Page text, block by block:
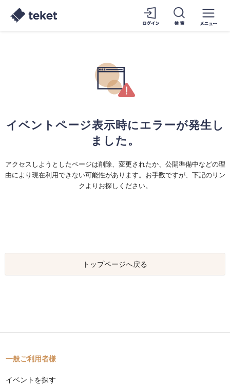
イベントページ表示時にエラーが発生し
ました。
アクセスしようとしたページは削除、変更されたか、公開準備中などの理
由により現在利用できない可能性があります。お手数ですが、下記のリン
クよりお探しください。
トップページへ戻る
一般ご利用者様
イベントを探す